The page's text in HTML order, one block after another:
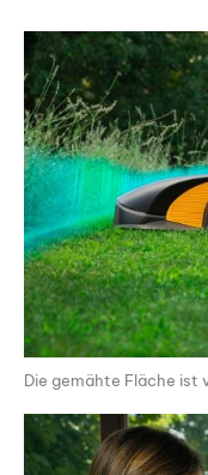
Die gemähte Fläche ist